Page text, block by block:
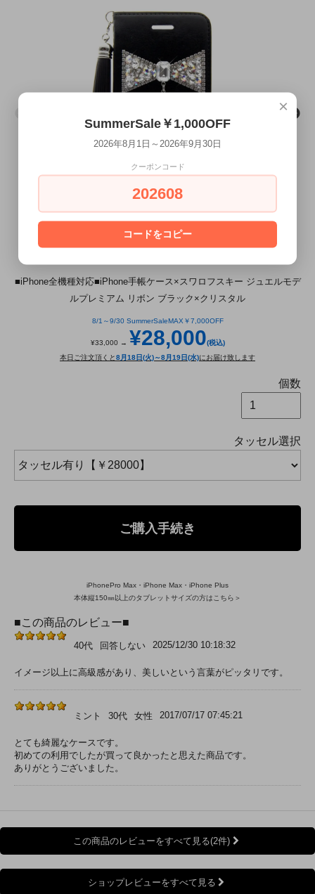
■iPhone全機種対応■iPhone手帳ケース×スワロフスキー ジュエルモデ
ルプレミアム リボン ブラック×クリスタル
8/1～9/30 SummerSaleMAX￥7,000OFF
¥33,000 → ¥28,000(税込)
本日ご注文頂くと8月18日(火)～8月19日(水)にお届け致します
個数
タッセル選択
ご購入手続き
iPhonePro Max・iPhone Max・iPhone Plus
本体縦150㎜以上のタブレットサイズの方はこちら＞
■この商品のレビュー■
40代 回答しない 2025/12/30 10:18:32
イメージ以上に高級感があり、美しいという言葉がピッタリです。
ミント 30代 女性 2017/07/17 07:45:21
とても綺麗なケースです。
初めての利用でしたが買って良かったと思えた商品です。
ありがとうございました。
この商品のレビューをすべて見る(2件)
ショップレビューをすべて見る
×
SummerSale￥1,000OFF
2026年8月1日～2026年9月30日
クーポンコード
202608
コードをコピー